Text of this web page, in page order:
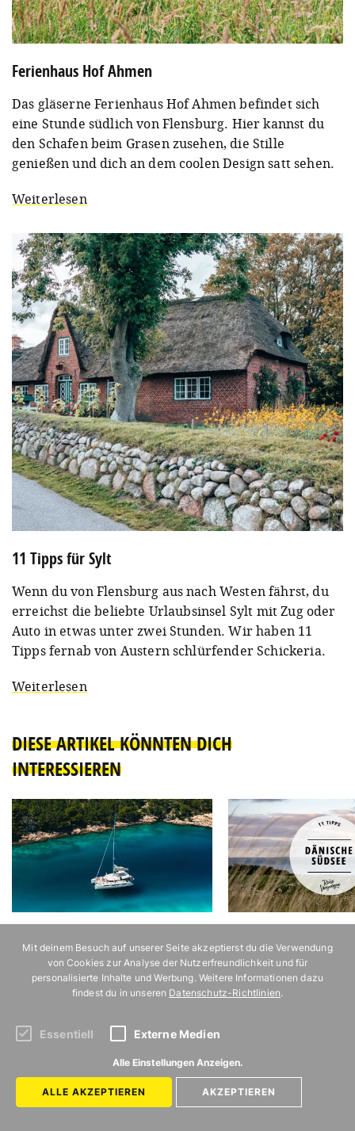
Ferienhaus Hof Ahmen
Das gläserne Ferienhaus Hof Ahmen befindet sich
eine Stunde südlich von Flensburg. Hier kannst du
den Schafen beim Grasen zusehen, die Stille
genießen und dich an dem coolen Design satt sehen.
Weiterlesen
11 Tipps für Sylt
Wenn du von Flensburg aus nach Westen fährst, du
erreichst die beliebte Urlaubsinsel Sylt mit Zug oder
Auto in etwas unter zwei Stunden. Wir haben 11
Tipps fernab von Austern schlürfender Schickeria.
Weiterlesen
DIESE ARTIKEL KÖNNTEN DICH
INTERESSIEREN
Die schönste Art, die kroatische
Inselwelt zu entdecken
11 idyllische Orte an der
Südsee
Mit deinem Besuch auf unserer Seite akzeptierst du die Verwendung
von Cookies zur Analyse der Nutzerfreundlichkeit und für
personalisierte Inhalte und Werbung. Weitere Informationen dazu
findest du in unseren Datenschutz-Richtlinien.
Essentiell Externe Medien
Alle Einstellungen Anzeigen.
ALLE AKZEPTIEREN AKZEPTIEREN